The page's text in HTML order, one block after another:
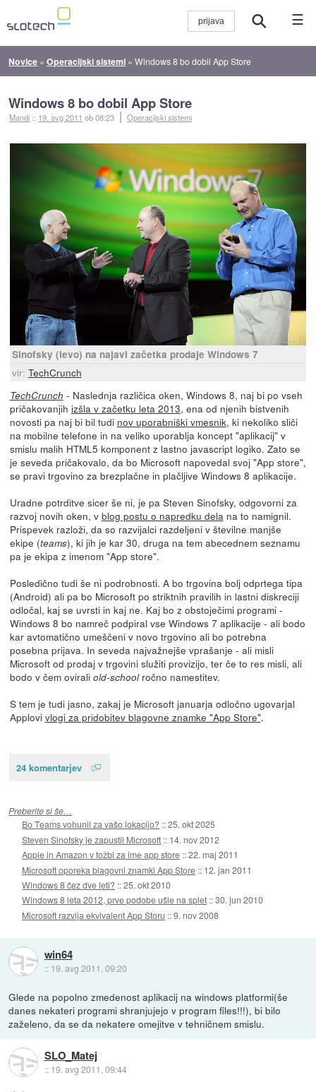
☰
Novice »Operacijski sistemi »Windows 8 bo dobil App Store
Windows 8 bo dobil App Store
Mandi :: 19. avg 2011 ob 08:23 Operacijski sistemi
Sinofsky (levo) na najavi začetka prodaje Windows 7
vir: TechCrunch
TechCrunch - Naslednja različica oken, Windows 8, naj bi po vseh
pričakovanjih izšla v začetku leta 2013, ena od njenih bistvenih
novosti pa naj bi bil tudi nov uporabniški vmesnik, ki nekoliko sliči
na mobilne telefone in na veliko uporablja koncept "aplikacij" v
smislu malih HTML5 komponent z lastno javascript logiko. Zato se
je seveda pričakovalo, da bo Microsoft napovedal svoj "App store",
se pravi trgovino za brezplačne in plačljive Windows 8 aplikacije.
Uradne potrditve sicer še ni, je pa Steven Sinofsky, odgovorni za
razvoj novih oken, v blog postu o napredku dela na to namignil.
Prispevek razloži, da so razvijalci razdeljeni v številne manjše
ekipe (teams), ki jih je kar 30, druga na tem abecednem seznamu
pa je ekipa z imenom "App store".
Posledično tudi še ni podrobnosti. A bo trgovina bolj odprtega tipa
(Android) ali pa bo Microsoft po striktnih pravilih in lastni diskreciji
odločal, kaj se uvrsti in kaj ne. Kaj bo z obstoječimi programi -
Windows 8 bo namreč podpiral vse Windows 7 aplikacije - ali bodo
kar avtomatično umeščeni v novo trgovino ali bo potrebna
posebna prijava. In seveda najvažnejše vprašanje - ali misli
Microsoft od prodaj v trgovini služiti provizijo, ter če to res misli, ali
bodo v čem ovirali old-schoolročno namestitev.
S tem je tudi jasno, zakaj je Microsoft januarja odločno ugovarjal
Applovi vlogi za pridobitev blagovne znamke "App Store".
24 komentarjev
Preberite si še…
Bo Teams vohunil za vašo lokacijo? ::25. okt 2025
Steven Sinofsky je zapustil Microsoft :: 14. nov 2012
Apple in Amazon v tožbi za ime app store ::22. maj 2011
Microsoft oporeka blagovni znamki App Store :: 12. jan 2011
Windows 8 čez dve leti? ::25. okt 2010
Windows 8 leta 2012, prve podobe ušle na splet ::30. jun 2010
Microsoft razvija ekvivalent App Storu ::9. nov 2008
win64
:: 19. avg 2011, 09:20
Glede na popolno zmedenost aplikacij na windows platformi(še
danes nekateri programi shranjujejo v program files!!!), bi bilo
zaželeno, da se da nekatere omejitve v tehničnem smislu.
SLO_Matej
:: 19. avg 2011, 09:44